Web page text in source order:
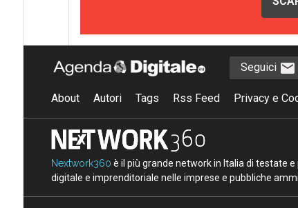
Seguici
About Autori Tags Rss Feed Privacy e
Nextwork360 è il più grande network in Italia di testate
digitale e imprenditoriale nelle imprese e pubbliche